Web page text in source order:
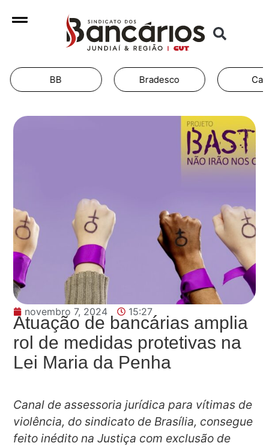
Bradesco Caixa
novembro 7, 2024 15:27
Atuação de bancárias amplia
rol de medidas protetivas na
Lei Maria da Penha
Canal de assessoria jurídica para vítimas de
violência, do sindicato de Brasília, consegue
feito inédito na Justiça com exclusão de